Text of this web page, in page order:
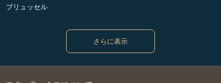
ブリュッセル
さらに表示